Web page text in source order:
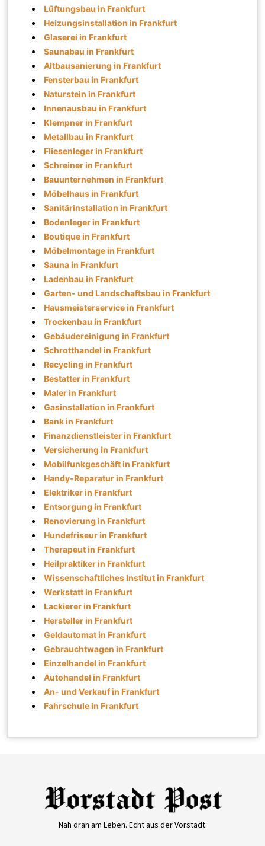
Lüftungsbau in Frankfurt
Heizungsinstallation in Frankfurt
Glaserei in Frankfurt
Saunabau in Frankfurt
Altbausanierung in Frankfurt
Fensterbau in Frankfurt
Naturstein in Frankfurt
Innenausbau in Frankfurt
Klempner in Frankfurt
Metallbau in Frankfurt
Fliesenleger in Frankfurt
Schreiner in Frankfurt
Bauunternehmen in Frankfurt
Möbelhaus in Frankfurt
Sanitärinstallation in Frankfurt
Bodenleger in Frankfurt
Boutique in Frankfurt
Möbelmontage in Frankfurt
Sauna in Frankfurt
Ladenbau in Frankfurt
Garten- und Landschaftsbau in Frankfurt
Hausmeisterservice in Frankfurt
Trockenbau in Frankfurt
Gebäudereinigung in Frankfurt
Schrotthandel in Frankfurt
Recycling in Frankfurt
Bestatter in Frankfurt
Maler in Frankfurt
Gasinstallation in Frankfurt
Bank in Frankfurt
Finanzdienstleister in Frankfurt
Versicherung in Frankfurt
Mobilfunkgeschäft in Frankfurt
Handy-Reparatur in Frankfurt
Elektriker in Frankfurt
Entsorgung in Frankfurt
Renovierung in Frankfurt
Hundefriseur in Frankfurt
Therapeut in Frankfurt
Heilpraktiker in Frankfurt
Wissenschaftliches Institut in Frankfurt
Werkstatt in Frankfurt
Lackierer in Frankfurt
Hersteller in Frankfurt
Geldautomat in Frankfurt
Gebrauchtwagen in Frankfurt
Einzelhandel in Frankfurt
Autohandel in Frankfurt
An- und Verkauf in Frankfurt
Fahrschule in Frankfurt
Nah dran am Leben. Echt aus der Vorstadt.